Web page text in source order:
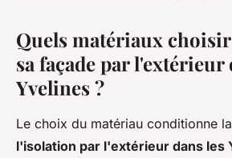
Quels matériaux
sa façade par l'extérieur
Yvelines ?
Le choix du matériau conditionne
l'isolation par l'extérieur dans les